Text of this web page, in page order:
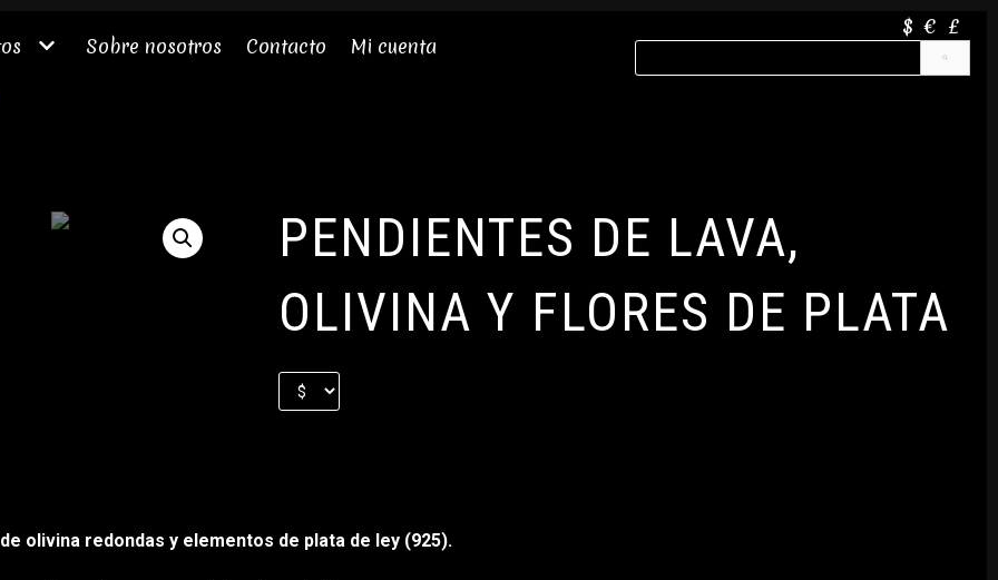
Sobre nosotros Contacto
Mi cuenta
$€ £
PENDIENTES DE LAVA,
OLIVINA Y FLORES DE PLATA
olivina redondas y elementos de plata de ley (925).